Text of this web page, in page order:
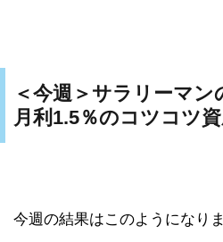
＜今週＞サラリーマン
月利1.5％のコツコツ
今週の結果はこのようになり